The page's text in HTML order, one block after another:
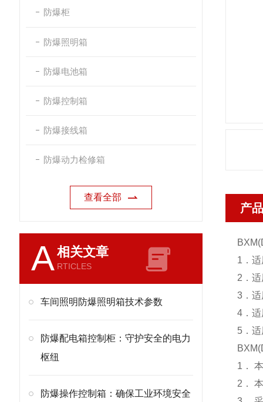
防爆柜
防爆照明箱
防爆电池箱
防爆控制箱
防爆接线箱
防爆动力检修箱
查看全部
A相关文章
RTICLES
车间照明防爆照明箱技术参数
防爆配电箱控制柜：守护安全的电力
枢纽
防爆操作控制箱：确保工业环境安全
产
BXM
1．
2．
3．
4．
5．
BXM
1．
2．